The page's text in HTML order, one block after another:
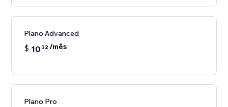
Plano Advanced
$ 10 32/mês
Plano Pro